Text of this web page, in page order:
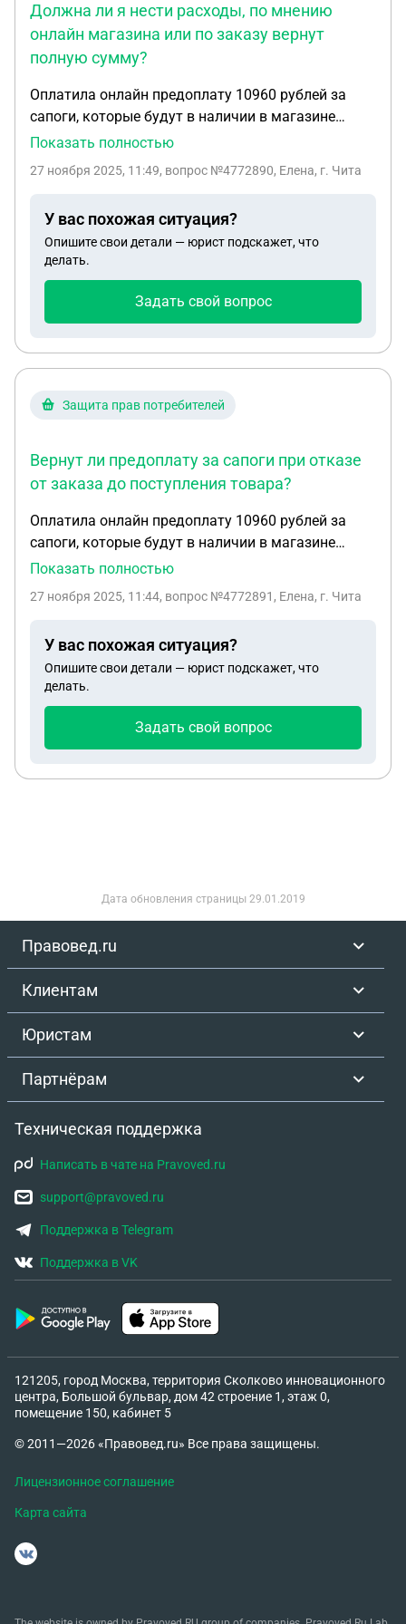
Должна ли я нести расходы, по мнению
онлайн магазина или по заказу вернут
полную сумму?
Оплатила онлайн предоплату 10960 рублей за
сапоги, которые будут в наличии в магазине
через две недели, но я передумала, изменились
мнению онлайн магазина или по заказу вернут
Показать полностью
27 ноября 2025, 11:49, вопрос №4772890, Елена, г. Чита
У вас похожая ситуация?
Опишите свои детали — юрист подскажет, что
делать.
Задать свой вопрос
Защита прав потребителей
Вернут ли предоплату за сапоги при отказе
от заказа до поступления товара?
Оплатила онлайн предоплату 10960 рублей за
сапоги, которые будут в наличии в магазине
через две недели, но я передумала, изменились
мнению онлайн магазина или по заказу вернут
Показать полностью
27 ноября 2025, 11:44, вопрос №4772891, Елена, г. Чита
У вас похожая ситуация?
Опишите свои детали — юрист подскажет, что
делать.
Задать свой вопрос
Дата обновления страницы 29.01.2019
Правовед.ru
Клиентам
Юристам
Партнёрам
Техническая поддержка
Написать в чате на Pravoved.ru
support@pravoved.ru
Поддержка в Telegram
Поддержка в VK
121205, город Москва, территория Сколково инновационного
центра, Большой бульвар, дом 42 строение 1, этаж 0,
помещение 150, кабинет 5
© 2011—2026 «Правовед.ru» Все права защищены.
Лицензионное соглашение
Карта сайта